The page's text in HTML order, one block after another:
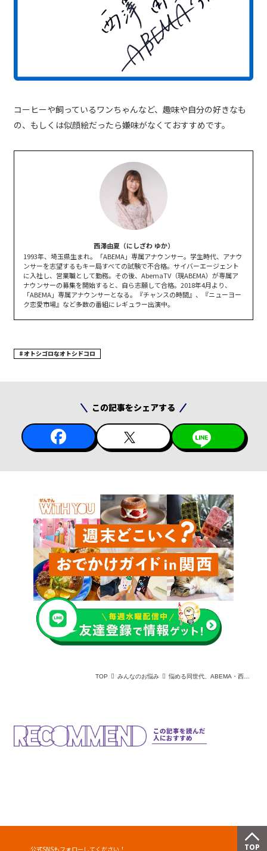
コーヒーや飼っているワンちゃんなど、趣味や自分の好きなも
の、もしくは似顔絵だったら嫌味がなくておすすめです。
西澤由夏（にしざわ ゆか）
1993年、埼玉県生まれ。「ABEMA」専属アナウンサー。学生時代、アナウ
ンサーを志望するもキー局すべての試験で不合格。サイバーエージェント
に入社し、営業職として勤務。その後、AbemaTV（現ABEMA）が専属ア
ナウンサーの募集を開始すると、自ら志願して合格。2018年4月より、
「ABEMA」専属アナウンサーとなる。『チャンスの時間』、『ニューヨー
ク恋愛市場』など多数の番組にレギュラー出演中。
オトシゴロなオトシドコロ
この記事をシェアする
TOP みんなのお悩み 悩める同世代、ABEMA・西澤由夏氏に相談！感じのいいSNSアイコンの落としどころ｜オトシゴロなオトシドコロ
この記事を読んだ
人におすすめ
公式SNSもフォローしてください！